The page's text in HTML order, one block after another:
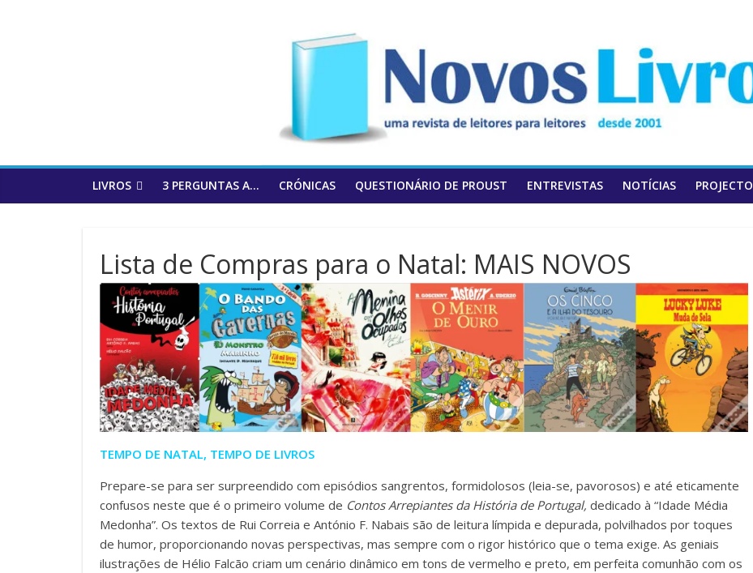
LIVROS 3 PERGUNTAS A… CRÓNICAS QUESTIONÁRIO DE PROUST ENTREVISTAS NOTÍCIAS PROJECTO
Lista de Compras para o Natal: MAIS NOVOS
TEMPO DE NATAL, TEMPO DE LIVROS
Prepare-se para ser surpreendido com episódios sangrentos, formidolosos (leia-se, pavorosos) e até eticamente
confusos neste que é o primeiro volume de Contos Arrepiantes da História de Portugal, dedicado à “Idade Média
Medonha”. Os textos de Rui Correia e António F. Nabais são de leitura límpida e depurada, polvilhados por toques
de humor, proporcionando novas perspectivas, mas sempre com o rigor histórico que o tema exige. As geniais
ilustrações de Hélio Falcão criam um cenário dinâmico em tons de vermelho e preto, em perfeita comunhão com os